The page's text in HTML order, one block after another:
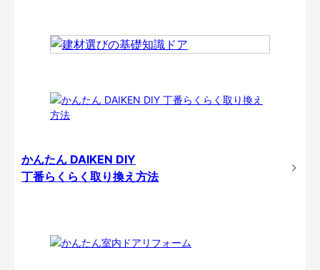
かんたん DAIKEN DIY
丁番らくらく取り換え方法